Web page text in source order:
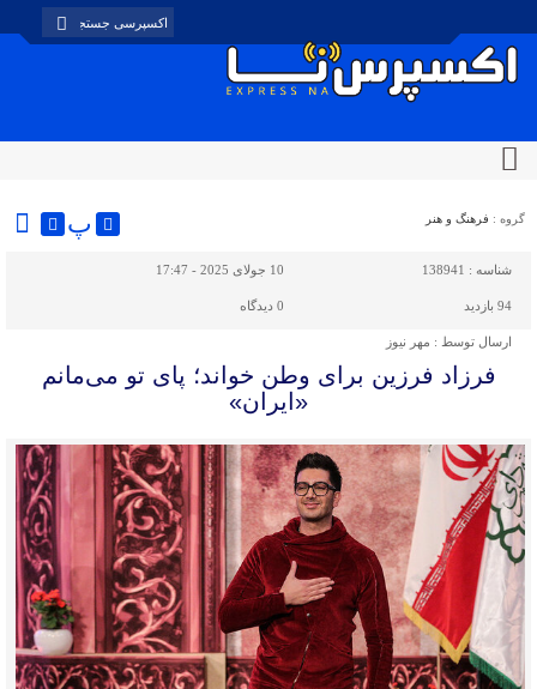
گروه : فرهنگ و هنر پ
شناسه : 138941 10 جولای 2025 - 17:47
94 بازدید 0 دیدگاه
ارسال توسط : مهر نیوز
فرزاد فرزین برای وطن خواند؛ پای تو می‌مانم
«ایران»